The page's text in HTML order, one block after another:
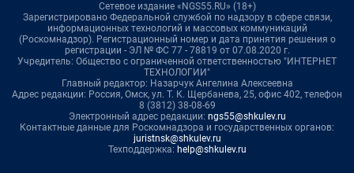
Сетевое издание «NGS55.RU» (18+)
Зарегистрировано Федеральной службой по надзору в сфере связи,
информационных технологий и массовых коммуникаций
(Роскомнадзор). Регистрационный номер и дата принятия решения о
регистрации - ЭЛ № ФС 77 - 78819 от 07.08.2020 г.
Учредитель: Общество с ограниченной ответственностью "ИНТЕРНЕТ
ТЕХНОЛОГИИ"
Главный редактор: Назарчук Ангелина Алексеевна
Адрес редакции: Россия, Омск, ул. Т. К. Щербанева, 25, офис 402, телефон
8 (3812) 38-08-69
Электронный адрес редакции: ngs55@shkulev.ru
Контактные данные для Роскомнадзора и государственных органов:
juristnsk@shkulev.ru
Техподдержка: help@shkulev.ru